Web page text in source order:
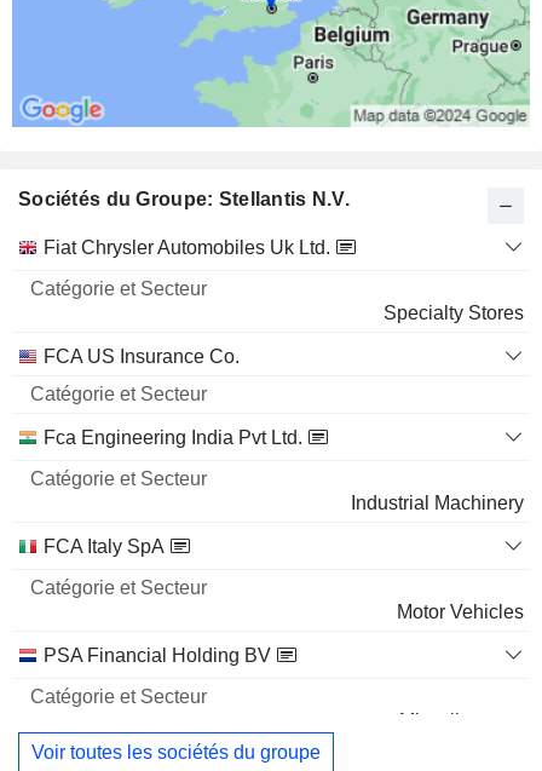
2,59%
24 M $
Sociétés du Groupe: Stellantis N.V.
Nom
Catégorie
Secteur
Fiat Chrysler Automobiles Uk Ltd.
Specialty Stores
FCA US Insurance Co.
Fca Engineering India Pvt Ltd.
Industrial Machinery
FCA Italy SpA
Motor Vehicles
PSA Financial Holding BV
Miscellaneous
Voir toutes les sociétés du groupe